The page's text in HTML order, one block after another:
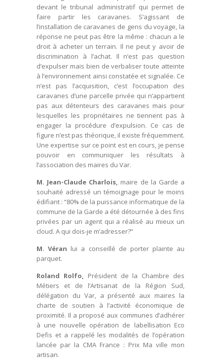
devant le tribunal administratif qui permet de
faire partir les caravanes. S’agissant de
l’installation de caravanes de gens du voyage, la
réponse ne peut pas être la même : chacun a le
droit à acheter un terrain. Il ne peut y avoir de
discrimination à l’achat. Il n’est pas question
d’expulser mais bien de verbaliser toute atteinte
à l’environnement ainsi constatée et signalée. Ce
n’est pas l’acquisition, c’est l’occupation des
caravanes d’une parcelle privée qui n’appartient
pas aux détenteurs des caravanes mais pour
lesquelles les propriétaires ne tiennent pas à
engager la procédure d’expulsion. Ce cas de
figure n’est pas théorique, il existe fréquemment.
Une expertise sur ce point est en cours, je pense
pouvoir en communiquer les résultats à
l’association des maires du Var.
M. Jean-Claude Charlois, maire de la Garde a
souhaité adressé un témoignage pour le moins
édifiant : “80% de la puissance informatique de la
commune de la Garde a été détournée à des fins
privées par un agent qui a réalisé au mieux un
cloud. A qui dois-je m’adresser?”
M. Véran lui a conseillé de porter plainte au
parquet.
Roland Rolfo, Président de la Chambre des
Métiers et de l’Artisanat de la Région Sud,
délégation du Var, a présenté aux maires la
charte de soutien à l’activité économique de
proximité. Il a proposé aux communes d’adhérer
à une nouvelle opération de labellisation Eco
Defis et a rappelé les modalités de l’opération
lancée par la CMA France : Prix Ma ville mon
artisan.